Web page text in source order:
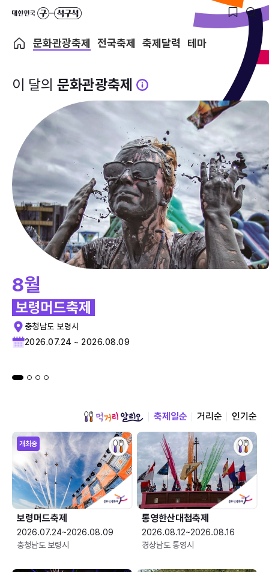
문화관광축제 전국축제 축제달력 테마
이 달의 문화관광축제
8월
보령머드축제
충청남도 보령시
2026.07.24 ~ 2026.08.09
축제일순 거리순 인기순
개최중
보령머드축제
2026.07.24~2026.08.09
충청남도 보령시
통영한산대첩축제
2026.08.12~2026.08.16
경상남도 통영시